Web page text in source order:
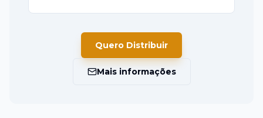
Quero Distribuir
Mais informações